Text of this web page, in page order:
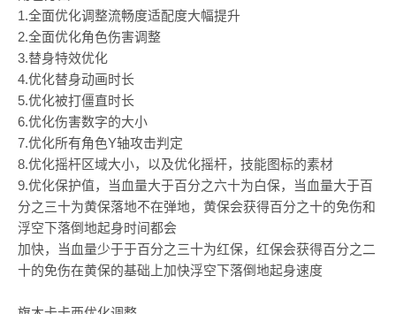
1.全面优化调整流畅度适配度大幅提升
2.全面优化角色伤害调整
3.替身特效优化
4.优化替身动画时长
5.优化被打僵直时长
6.优化伤害数字的大小
7.优化所有角色Y轴攻击判定
8.优化摇杆区域大小，以及优化摇杆，技能图标的素材
9.优化保护值，当血量大于百分之六十为白保，当血量大于百
分之三十为黄保落地不在弹地，黄保会获得百分之十的免伤和
浮空下落倒地起身时间都会
加快，当血量少于于百分之三十为红保，红保会获得百分之二
十的免伤在黄保的基础上加快浮空下落倒地起身速度